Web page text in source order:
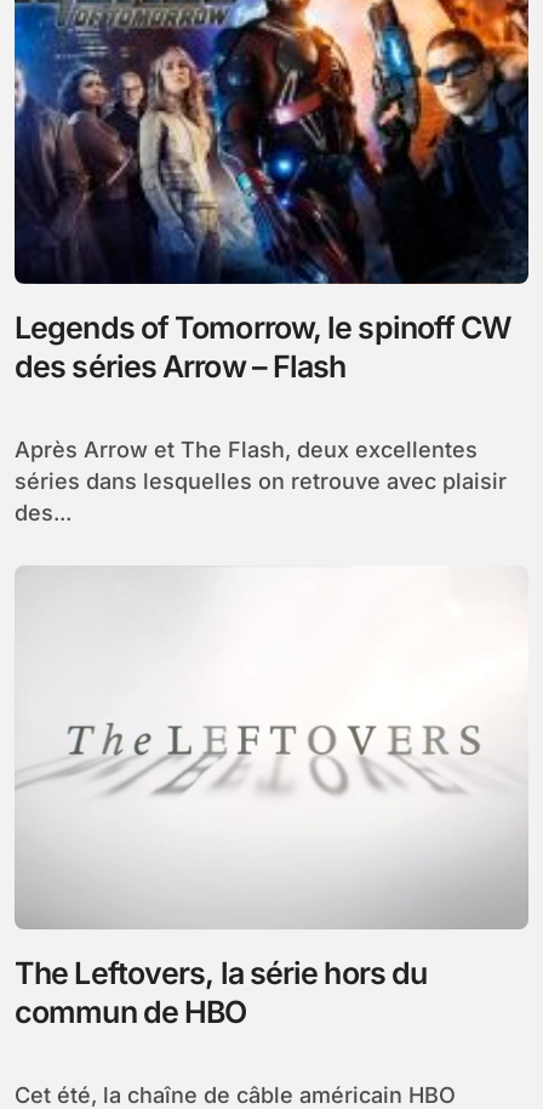
Legends of Tomorrow, le spinoff CW
des séries Arrow – Flash
Après Arrow et The Flash, deux excellentes
séries dans lesquelles on retrouve avec plaisir
des...
The Leftovers, la série hors du
commun de HBO
Cet été, la chaîne de câble américain HBO